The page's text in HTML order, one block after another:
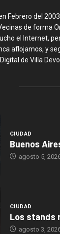
Febrero del
de forma
el Internet,
aflojamos, y
de Villa
CIUDAD
Buenos
agosto 5,
CIUDAD
Los stands
agosto 3,